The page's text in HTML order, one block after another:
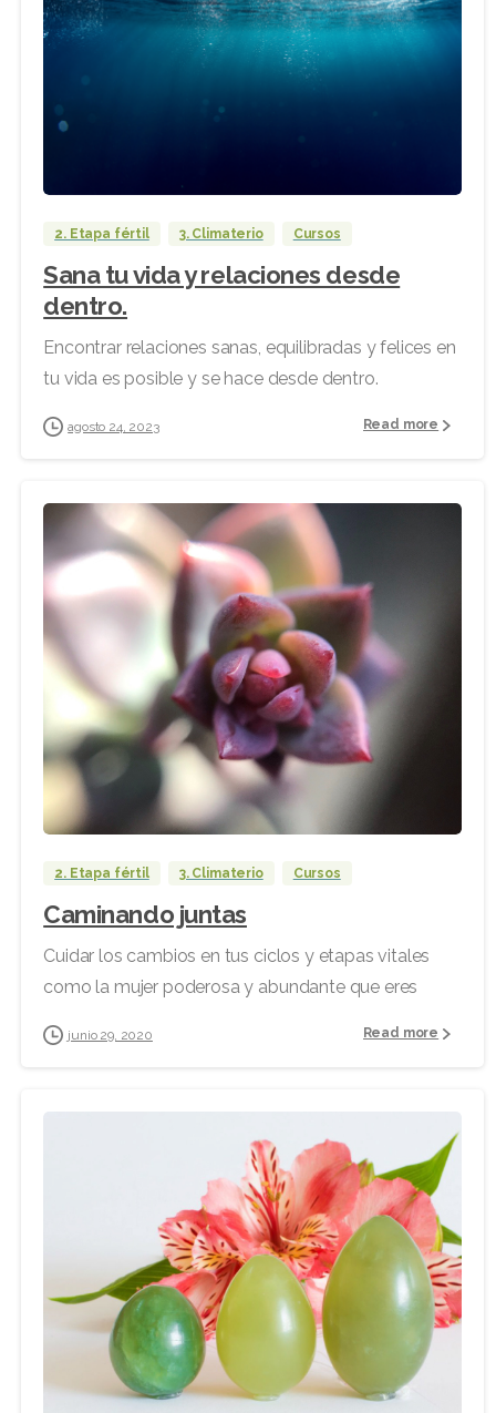
2. Etapa fértil 3. Climaterio Cursos
Sana tu vida y relaciones desde
dentro.
Encontrar relaciones sanas, equilibradas y felices en
tu vida es posible y se hace desde dentro.
agosto 24, 2023 Read more
2. Etapa fértil 3. Climaterio Cursos
Caminando juntas
Cuidar los cambios en tus ciclos y etapas vitales
como la mujer poderosa y abundante que eres
junio 29, 2020 Read more